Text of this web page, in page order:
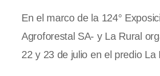
En el marco de la 124°
Agroforestal SA- y La Rural
22 y 23 de julio en el predio